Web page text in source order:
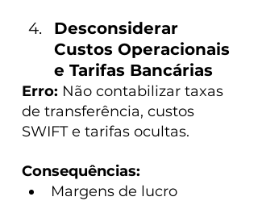
Desconsiderar
Custos Operacionais
e Tarifas Bancárias
Erro: Não contabilizar taxas
de transferência, custos
SWIFT e tarifas ocultas.
Consequências:
Margens de lucro